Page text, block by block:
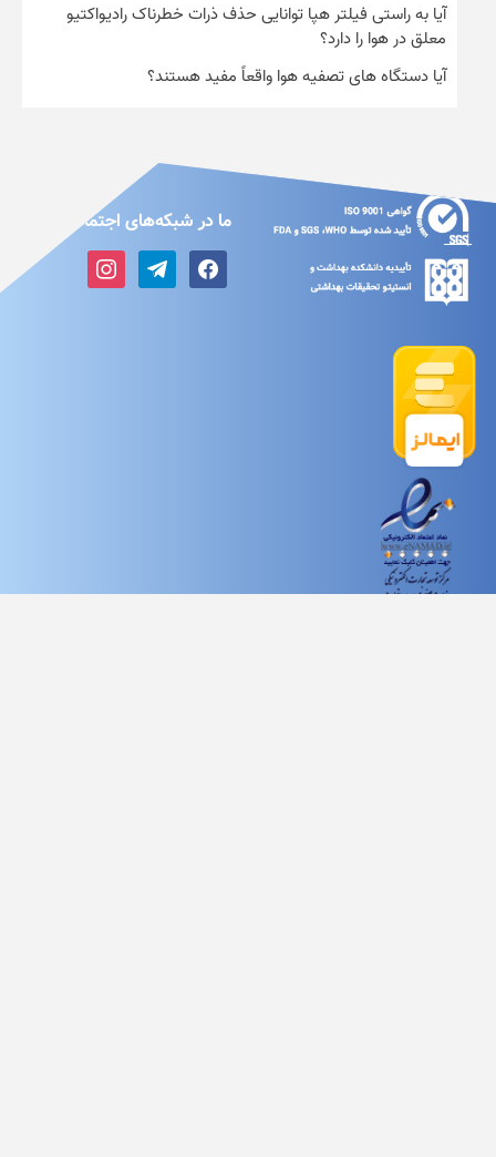
آیا به راستی فیلتر هپا توانایی حذف ذرات خطرناک رادیواکتیو
معلق در هوا را دارد؟
آیا دستگاه های تصفیه هوا واقعاً مفید هستند؟
ما در شبکه‌های اجتماعی